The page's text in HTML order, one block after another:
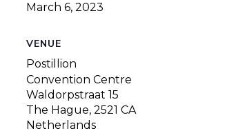
March 6, 2023
VENUE
Postillion
Convention Centre
Waldorpstraat 15
The Hague, 2521 CA
Netherlands